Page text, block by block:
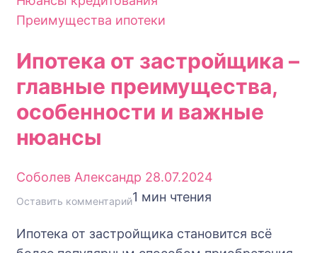
Преимущества ипотеки
Ипотека от застройщика –
главные преимущества,
особенности и важные
нюансы
Соболев Александр 28.07.2024
Оставить комментарийк
от
1 мин чтения
Ипотека от застройщика становится всё